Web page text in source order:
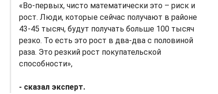
«Во-первых, чисто математически это – риск и
рост. Люди, которые сейчас получают в районе
43-45 тысяч, будут получать больше 100 тысяч
резко. То есть это рост в два-два с половиной
раза. Это резкий рост покупательской
способности»,
- сказал эксперт.